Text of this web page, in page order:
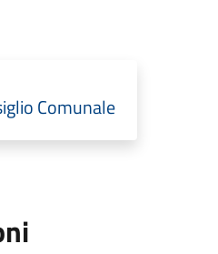
Comunale